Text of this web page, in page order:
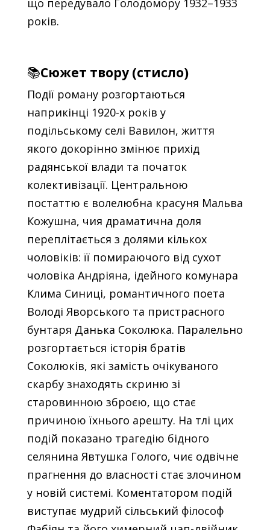
років.
📚Сюжет твору (стисло)
Події роману розгортаються
наприкінці 1920-х років у
подільському селі Вавилон, життя
якого докорінно змінює прихід
радянської влади та початок
колективізації. Центральною
постаттю є волелюбна красуня Мальва
Кожушна, чия драматична доля
переплітається з долями кількох
чоловіків: її помираючого від сухот
чоловіка Андріяна, ідейного комунара
Клима Синиці, романтичного поета
Володі Яворського та пристрасного
бунтаря Данька Соколюка. Паралельно
розгортається історія братів
Соколюків, які замість очікуваного
скарбу знаходять скриню зі
старовинною зброєю, що стає
причиною їхнього арешту. На тлі цих
подій показано трагедію бідного
селянина Явтушка Голого, чиє одвічне
прагнення до власності стає злочином
у новій системі. Коментатором подій
виступає мудрий сільський філософ